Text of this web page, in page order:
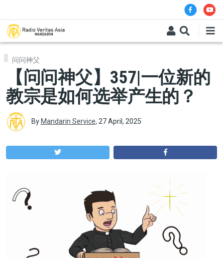
问问神父
【问问神父】357|一位新的
教宗是如何选举产生的？
By Mandarin Service, 27 April, 2025